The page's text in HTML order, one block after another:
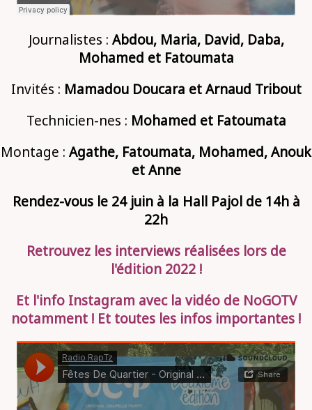
Journalistes : Abdou, Maria, David, Daba,
Mohamed et Fatoumata
Invités : Mamadou Doucara et Arnaud Tribout
Technicien-nes : Mohamed et Fatoumata
Montage : Agathe, Fatoumata, Mohamed, Anouk
et Anne
Rendez-vous le 24 juin à la Hall Pajol de 14h à
22h
Retrouvez les interviews réalisées lors de
l'édition 2022 !
Et l'info Instagram avec la vidéo de NoGOTV
notamment ! Et toutes les infos importantes !